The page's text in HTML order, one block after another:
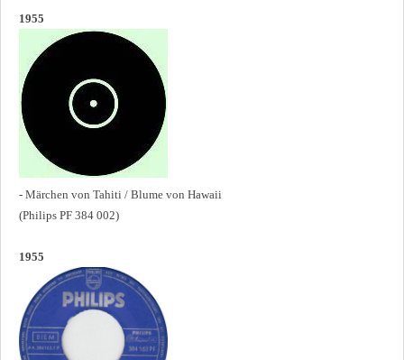
1955
- Märchen von Tahiti / Blume von Hawaii
(Philips PF 384 002)
1955